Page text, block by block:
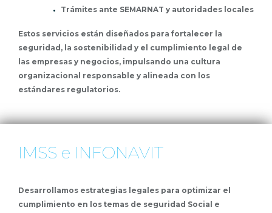
Trámites ante SEMARNAT y autoridades locales
Estos servicios están diseñados para fortalecer la
seguridad, la sostenibilidad y el cumplimiento legal de
las empresas y negocios, impulsando una cultura
organizacional responsable y alineada con los
estándares regulatorios.
IMSS e INFONAVIT
Desarrollamos estrategias legales para optimizar el
cumplimiento en los temas de seguridad Social e